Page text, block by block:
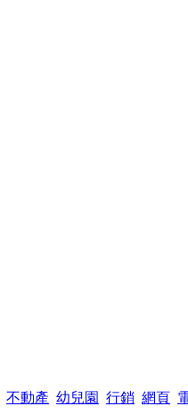
不動產 幼兒園 行銷 網頁